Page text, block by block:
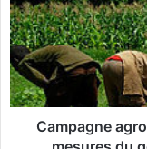
p
a
g
n
e
a
Campagne